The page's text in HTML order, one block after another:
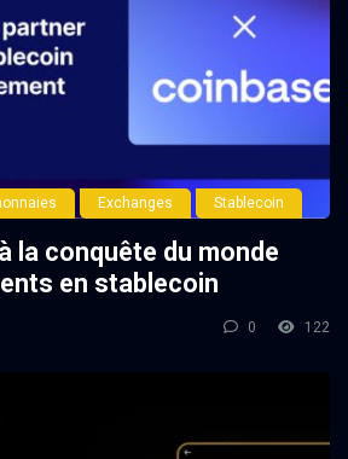
Exchanges Stablecoin
la conquête du monde
en stablecoin
0 122